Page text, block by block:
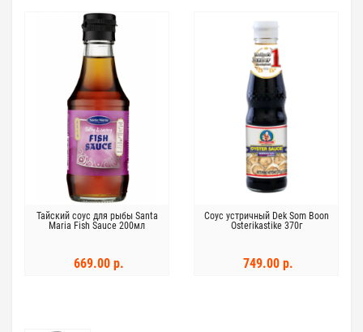
Тайский соус для рыбы Santa
Maria Fish Sauce 200мл
669.00 р.
Соус устричный Dek Som Boon
Osterikastike 370г
749.00 р.